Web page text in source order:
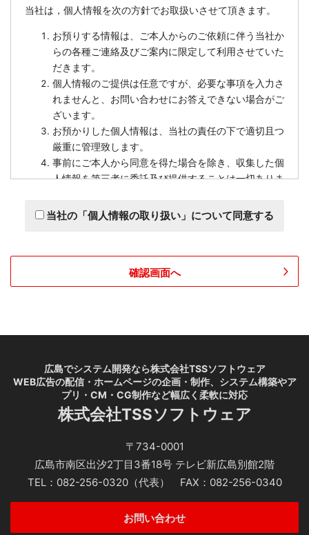
当社は，個人情報を次の方針でお取扱いさせて頂きます。
お預りする情報は、ご本人からのご依頼に伴う当社か
らの各種ご連絡及びご案内に限定して利用させていた
だきます。
個人情報のご提供は任意ですが、必要な事項を入力さ
れませんと、お問い合わせにお答えできない場合がご
ざいます。
お預かりした個人情報は、当社の責任の下で適切且つ
厳重に管理致します。
事前にご本人から同意を得た場合を除き、収集した個
人情報を第三者に委託及び提供することは一切ありま
個人情報の開示等（利用目的の通知、開示、内容の訂
った場合には速やかに対応致します。
この件につきましてのお問合せ、ご相談は、当社の以
下の担当までご連絡下さい。
個人情報に関するお問合せなど
個人情報保護管理者：コンプライアンス事務局 伊藤 嘉郎
個人情報に関わるお問合せ及び苦情などのお申し出、個人
情報の開示等のご請求につきましては、以下の窓口までお
申し出下さい。
お申し出先：苦情相談窓口責任者 経営管理部 部長 高橋
株式会社TSSソフトウェア
当社の「個人情報の取り扱い」について同意する
確認画面へ
広島でシステム開発なら株式会社TSSソフトウェア
WEB広告の配信・ホームページの企画・制作、システム構築やア
プリ・CM・CG制作など幅広く柔軟に対応
株式会社TSSソフトウェア
〒734-0001
広島市南区出汐2丁目3番18号 テレビ新広島別館2階
TEL：082-256-0320（代表） FAX：082-256-0340
お問い合わせ